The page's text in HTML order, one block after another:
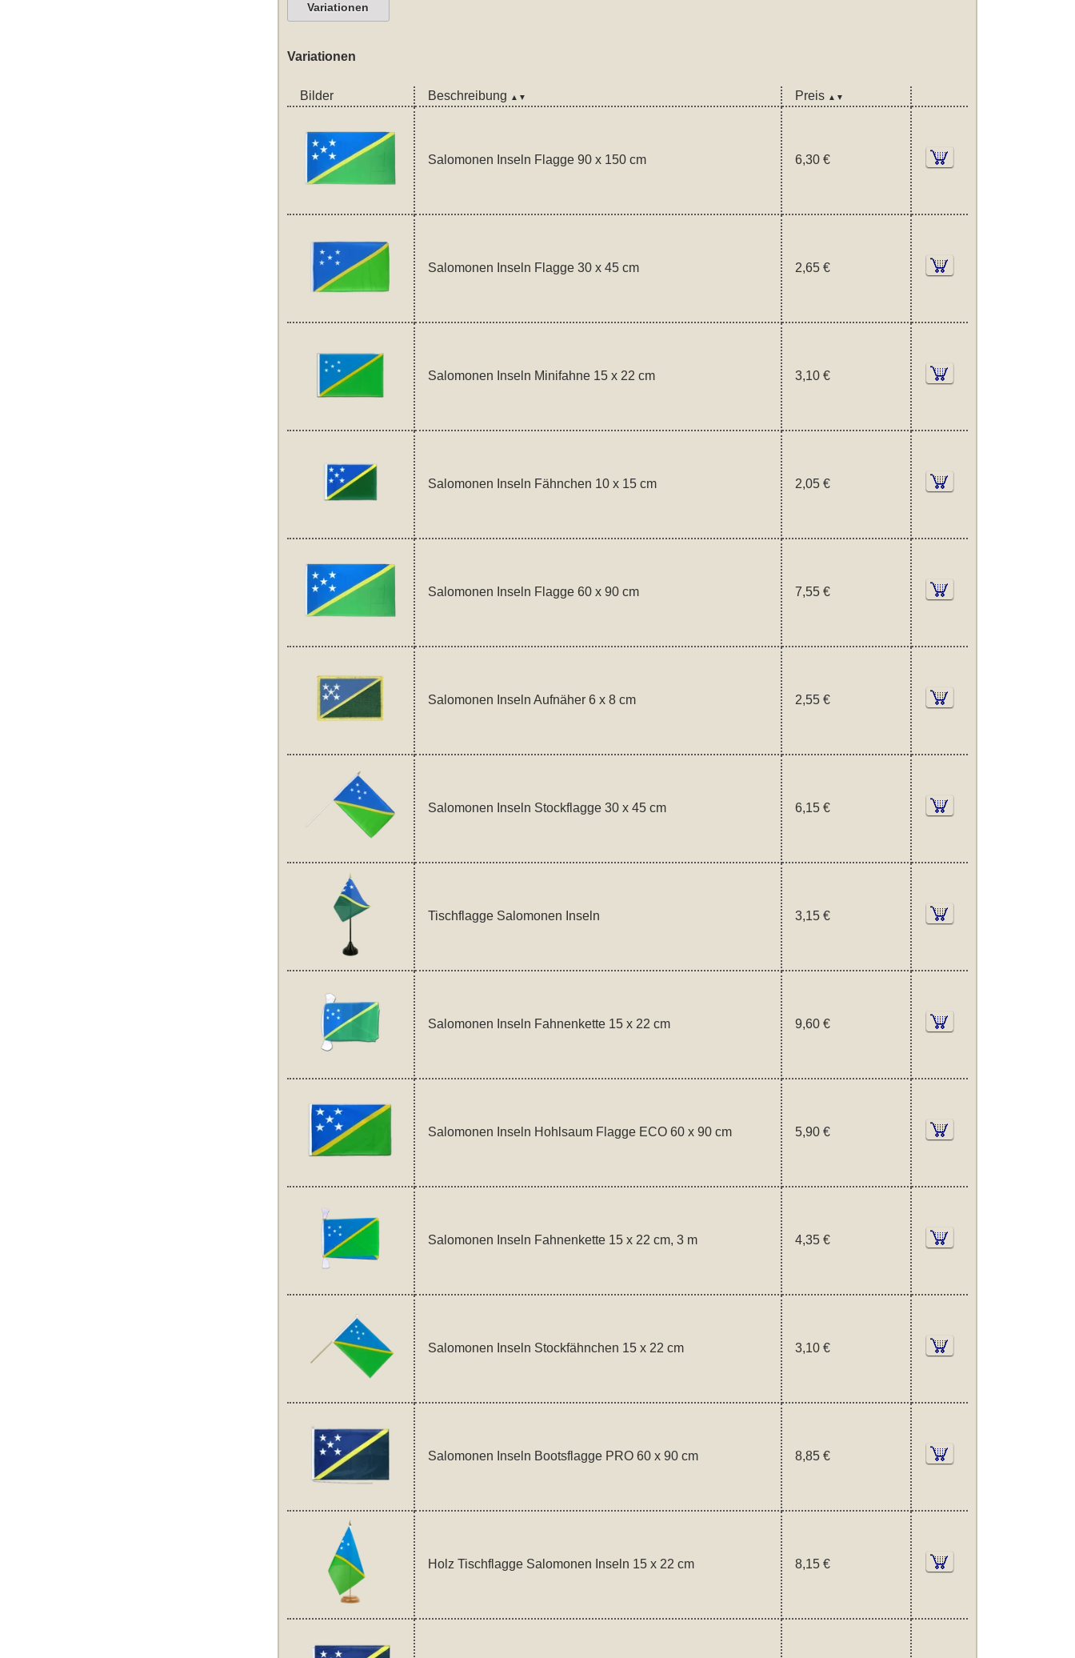
Variationen
Variationen
Bilder Beschreibung ▲▼ Preis ▲▼
Salomonen Inseln Flagge 90 x 150 cm 6,30 €
Salomonen Inseln Flagge 30 x 45 cm 2,65 €
Salomonen Inseln Minifahne 15 x 22 cm 3,10 €
Salomonen Inseln Fähnchen 10 x 15 cm 2,05 €
Salomonen Inseln Flagge 60 x 90 cm 7,55 €
Salomonen Inseln Aufnäher 6 x 8 cm 2,55 €
Salomonen Inseln Stockflagge 30 x 45 cm 6,15 €
Tischflagge Salomonen Inseln 3,15 €
Salomonen Inseln Fahnenkette 15 x 22 cm 9,60 €
Salomonen Inseln Hohlsaum Flagge ECO 60 x 90 cm 5,90 €
Salomonen Inseln Fahnenkette 15 x 22 cm, 3 m 4,35 €
Salomonen Inseln Stockfähnchen 15 x 22 cm 3,10 €
Salomonen Inseln Bootsflagge PRO 60 x 90 cm 8,85 €
Holz Tischflagge Salomonen Inseln 15 x 22 cm 8,15 €